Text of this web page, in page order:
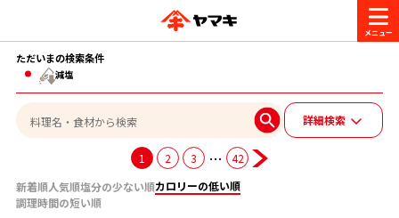
商品情報
レシピ
おいしいレシピを探す
かつお節・だしを楽しむ
ただいまの検索条件
減塩
詳細検索
1 2 3 …
42
新着順人気順塩分の少ない順カロリーの低い順
調理時間の短い順